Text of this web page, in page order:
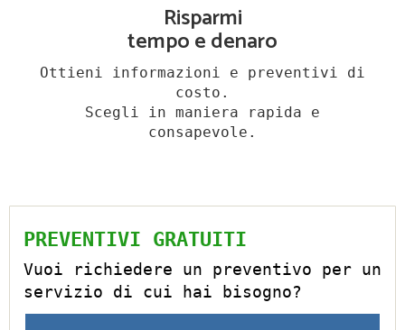
Risparmi
tempo e denaro
Ottieni informazioni e preventivi di
costo.
Scegli in maniera rapida e
consapevole.
PREVENTIVI GRATUITI
Vuoi richiedere un preventivo per un
servizio di cui hai bisogno?